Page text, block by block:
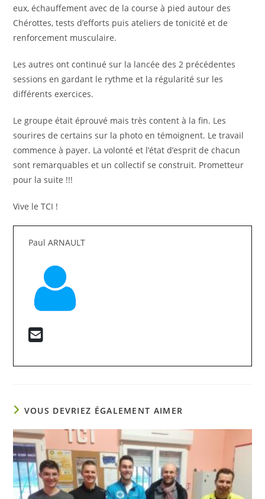
eux, échauffement avec de la course à pied autour des
Chérottes, tests d’efforts puis ateliers de tonicité et de
renforcement musculaire.
Les autres ont continué sur la lancée des 2 précédentes
sessions en gardant le rythme et la régularité sur les
différents exercices.
Le groupe était éprouvé mais très content à la fin. Les
sourires de certains sur la photo en témoignent. Le travail
commence à payer. La volonté et l’état d’esprit de chacun
sont remarquables et un collectif se construit. Prometteur
pour la suite !!!
Vive le TCI !
Paul ARNAULT
VOUS DEVRIEZ ÉGALEMENT AIMER